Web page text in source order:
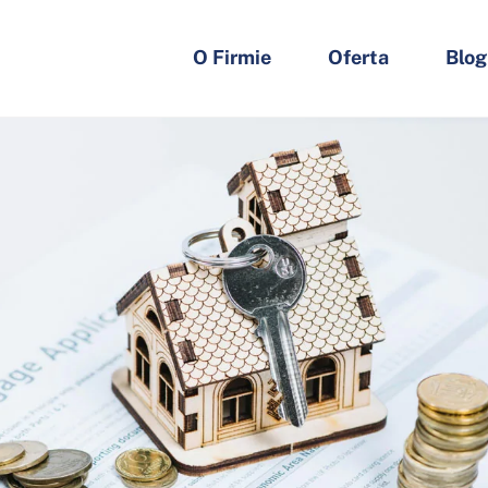
O Firmie Oferta Blog